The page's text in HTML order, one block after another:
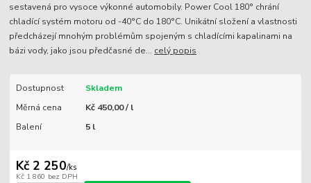
sestavená pro vysoce výkonné automobily. Power Cool 180° chrání
chladící systém motoru od -40°C do 180°C. Unikátní složení a vlastnosti
předcházejí mnohým problémům spojeným s chladícími kapalinami na
bázi vody, jako jsou předčasné de... celý popis
Dostupnost
Skladem
Měrná cena
Kč 450,00 / l
Balení
5 l
Kč 2 250/ks
Kč 1 860 bez DPH